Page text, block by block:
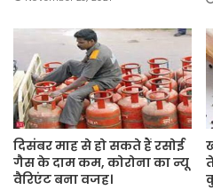
दिसंबर माह से हो सकते हैं रसोई
गैस के दाम कम, कोरोना का न्यू
वैरिएंट बना वजह।